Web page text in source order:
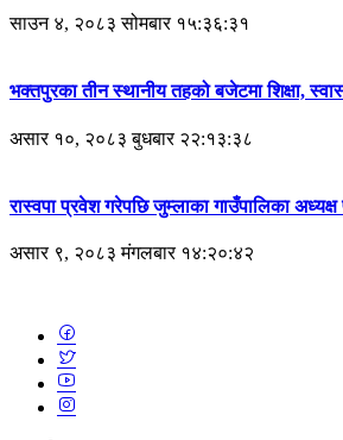
साउन ४, २०८३ सोमबार १५:३६:३१
भक्तपुरका तीन स्थानीय तहको बजेटमा शिक्षा,
असार १०, २०८३ बुधबार २२:१३:३८
रास्वपा प्रवेश गरेपछि जुम्लाका गाउँपालिका
असार ९, २०८३ मंगलबार १४:२०:४२